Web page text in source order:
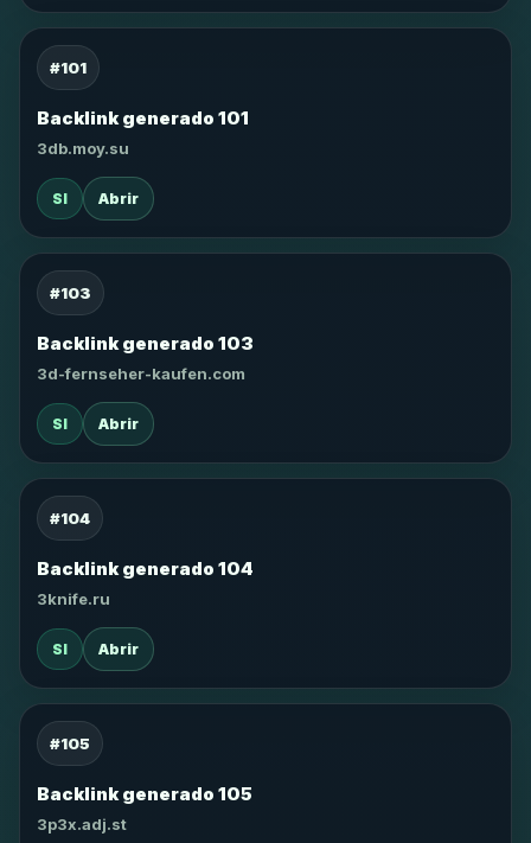
#101
Backlink generado 101
3db.moy.su
SI Abrir
#103
Backlink generado 103
3d-fernseher-kaufen.com
SI Abrir
#104
Backlink generado 104
3knife.ru
SI Abrir
#105
Backlink generado 105
3p3x.adj.st